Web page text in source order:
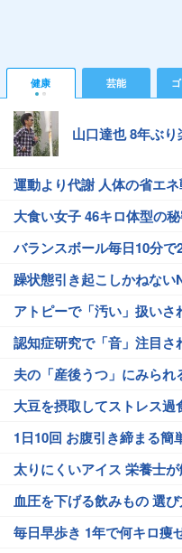
健康 芸能
山口達也 8年ぶ
運動より代謝 人体の省エ
大食い女子 46キロ体型の
バランスボール毎日10分で
躁状態引き起こしかねない
アトピーで「汚い」扱いさ
認知症研究で「音」注目さ
夫の「産後うつ」にみられ
大豆を摂取してストレス過
1日10回 お腹引き締まる簡
太りにくいアイス 栄養士
血圧を下げる飲みもの 選
毎日早歩き 1年で何キロ痩